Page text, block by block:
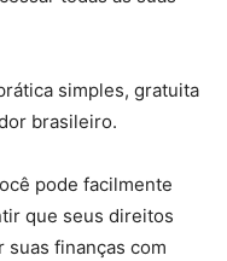
simples, gratuita
brasileiro.
pode facilmente
que seus direitos
finanças com